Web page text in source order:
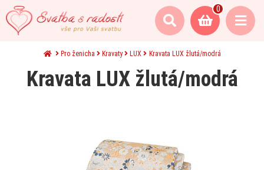
0
Pro ženicha Kravaty LUX Kravata LUX žlutá/modrá
Kravata LUX žlutá/modrá